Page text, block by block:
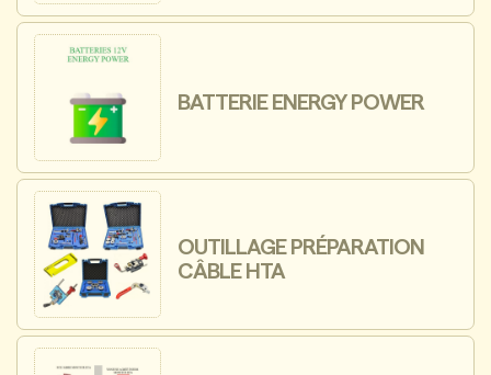
BATTERIE ENERGY POWER
OUTILLAGE PRÉPARATION
CÂBLE HTA